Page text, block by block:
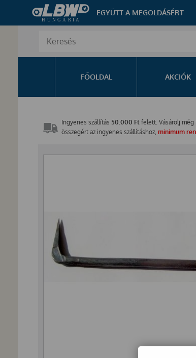
EGYÜTT A MEGOLDÁSÉRT
FŐOLDAL AKCIÓK
Ingyenes szállítás 50.000 Ft felett. Vásárolj még
összegért az ingyenes szállításhoz, minimum